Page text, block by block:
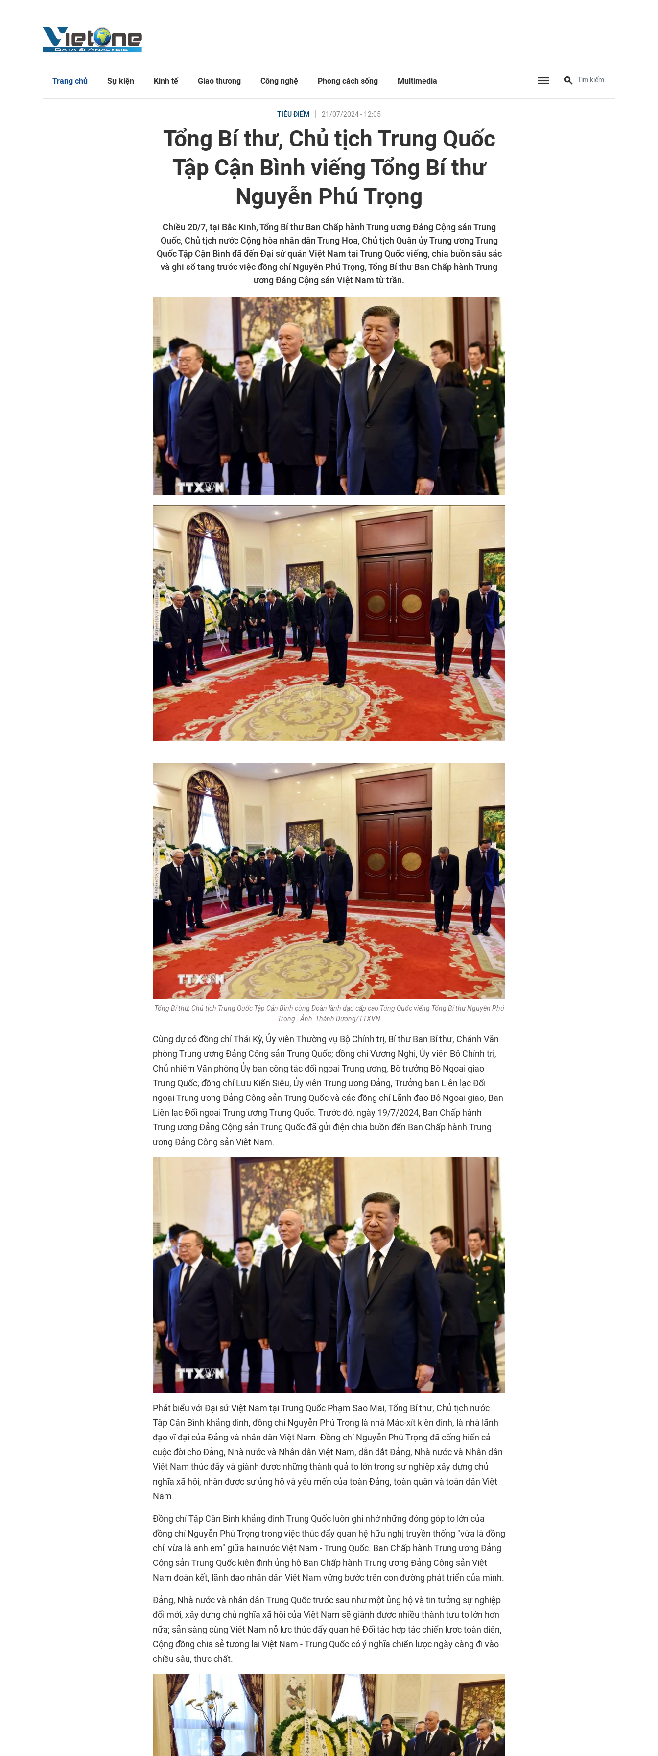
Trang chủ Sự kiện Kinh tế Giao thương Công nghệ Phong cách sống Multimedia
TIÊU ĐIỂM 21/07/2024 - 12:05
Tổng Bí thư, Chủ tịch Trung Quốc
Tập Cận Bình viếng Tổng Bí thư
Nguyễn Phú Trọng
Chiều 20/7, tại Bắc Kinh, Tổng Bí thư Ban Chấp hành Trung ương Đảng Cộng sản Trung
Quốc, Chủ tịch nước Cộng hòa nhân dân Trung Hoa, Chủ tịch Quân ủy Trung ương Trung
Quốc Tập Cận Bình đã đến Đại sứ quán Việt Nam tại Trung Quốc viếng, chia buồn sâu sắc
và ghi sổ tang trước việc đồng chí Nguyễn Phú Trọng, Tổng Bí thư Ban Chấp hành Trung
ương Đảng Cộng sản Việt Nam từ trần.
Tổng Bí thư, Chủ tịch Trung Quốc Tập Cận Bình cùng Đoàn lãnh đạo cấp cao Tủng Quốc viếng Tổng Bí thư Nguyễn Phú
Trọng - Ảnh: Thành Dương/TTXVN
Cùng dự có đồng chí Thái Kỳ, Ủy viên Thường vụ Bộ Chính trị, Bí thư Ban Bí thư, Chánh Văn
phòng Trung ương Đảng Cộng sản Trung Quốc; đồng chí Vương Nghị, Ủy viên Bộ Chính trị,
Chủ nhiệm Văn phòng Ủy ban công tác đối ngoại Trung ương, Bộ trưởng Bộ Ngoại giao
Trung Quốc; đồng chí Lưu Kiến Siêu, Ủy viên Trung ương Đảng, Trưởng ban Liên lạc Đối
ngoại Trung ương Đảng Cộng sản Trung Quốc và các đồng chí Lãnh đạo Bộ Ngoại giao, Ban
Liên lạc Đối ngoại Trung ương Trung Quốc. Trước đó, ngày 19/7/2024, Ban Chấp hành
Trung ương Đảng Cộng sản Trung Quốc đã gửi điện chia buồn đến Ban Chấp hành Trung
ương Đảng Cộng sản Việt Nam.
Phát biểu với Đại sứ Việt Nam tại Trung Quốc Phạm Sao Mai, Tổng Bí thư, Chủ tịch nước
Tập Cận Bình khẳng định, đồng chí Nguyễn Phú Trọng là nhà Mác-xít kiên định, là nhà lãnh
đạo vĩ đại của Đảng và nhân dân Việt Nam. Đồng chí Nguyễn Phú Trọng đã cống hiến cả
cuộc đời cho Đảng, Nhà nước và Nhân dân Việt Nam, dẫn dắt Đảng, Nhà nước và Nhân dân
Việt Nam thúc đẩy và giành được những thành quả to lớn trong sự nghiệp xây dựng chủ
nghĩa xã hội, nhận được sự ủng hộ và yêu mến của toàn Đảng, toàn quân và toàn dân Việt
Nam.
Đồng chí Tập Cận Bình khẳng định Trung Quốc luôn ghi nhớ những đóng góp to lớn của
đồng chí Nguyễn Phú Trọng trong việc thúc đẩy quan hệ hữu nghị truyền thống "vừa là đồng
chí, vừa là anh em" giữa hai nước Việt Nam - Trung Quốc. Ban Chấp hành Trung ương Đảng
Cộng sản Trung Quốc kiên định ủng hộ Ban Chấp hành Trung ương Đảng Cộng sản Việt
Nam đoàn kết, lãnh đạo nhân dân Việt Nam vững bước trên con đường phát triển của mình.
Đảng, Nhà nước và nhân dân Trung Quốc trước sau như một ủng hộ và tin tưởng sự nghiệp
đổi mới, xây dựng chủ nghĩa xã hội của Việt Nam sẽ giành được nhiều thành tựu to lớn hơn
nữa; sẵn sàng cùng Việt Nam nỗ lực thúc đẩy quan hệ Đối tác hợp tác chiến lược toàn diện,
Cộng đồng chia sẻ tương lai Việt Nam - Trung Quốc có ý nghĩa chiến lược ngày càng đi vào
chiều sâu, thực chất.